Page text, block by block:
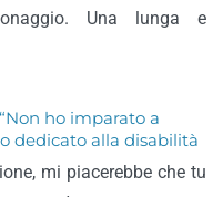
Una lunga e
ho imparato a
dedicato alla disabilità
mi piacerebbe che tu